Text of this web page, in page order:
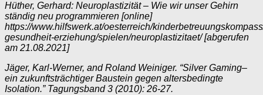
Hüther, Gerhard: Neuroplastizität – Wie wir unser Gehirn
ständig neu programmieren [online]
https://www.hilfswerk.at/oesterreich/
gesundheit-erziehung/spielen/neuroplastizitaet/ [abgerufen
am 21.08.2021]
Jäger, Karl-Werner, and Roland Weiniger. “Silver Gaming–
ein zukunftsträchtiger Baustein gegen altersbedingte
Isolation.” Tagungsband 3 (2010): 26-27.